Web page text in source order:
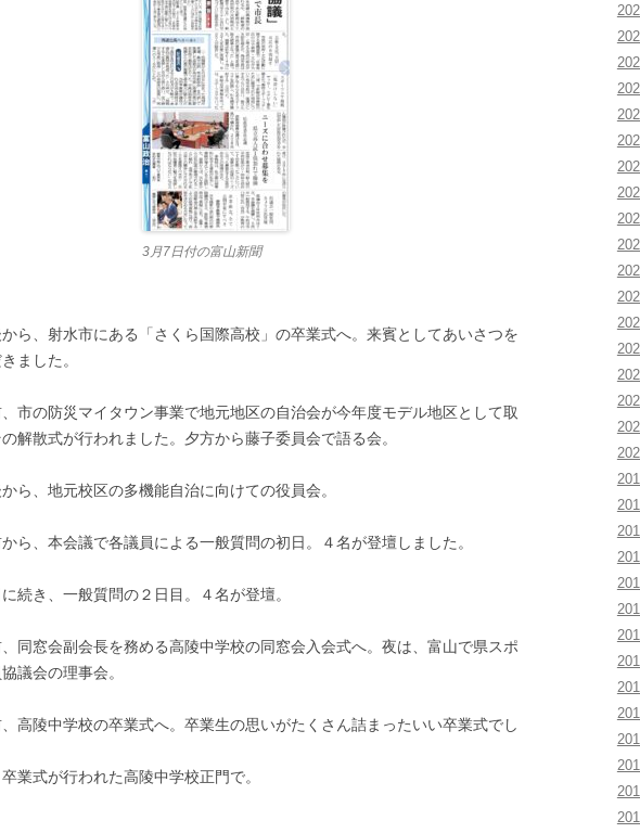
3月7日付の富山新聞
、射水市にある「さくら国際高校」の卒業式へ。来賓としてあいさつを
ました。
の防災マイタウン事業で地元地区の自治会が今年度モデル地区として取
解散式が行われました。夕方から藤子委員会で語る会。
、地元校区の多機能自治に向けての役員会。
ら、本会議で各議員による一般質問の初日。４名が登壇しました。
続き、一般質問の２日目。４名が登壇。
同窓会副会長を務める高陵中学校の同窓会入会式へ。夜は、富山で県スポ
議会の理事会。
高陵中学校の卒業式へ。卒業生の思いがたくさん詰まったいい卒業式でし
業式が行われた高陵中学校正門で。